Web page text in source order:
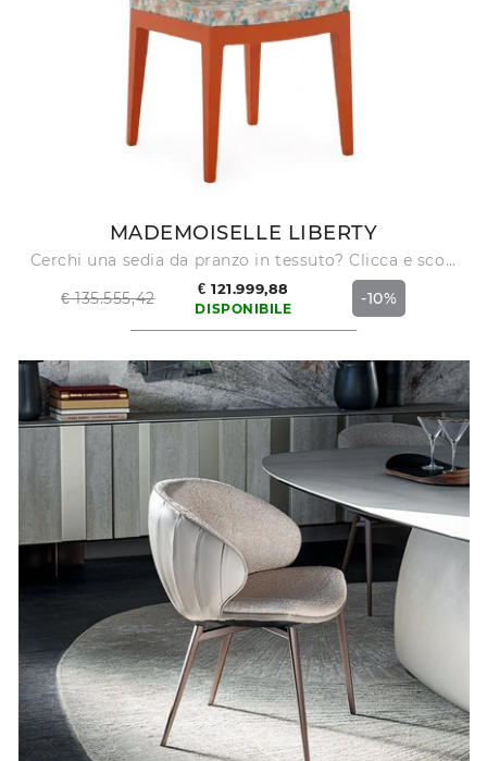
MADEMOISELLE LIBERTY
Cerchi una sedia da pranzo in tessuto? Clicca e scopri il modello Mademoiselle Liberty di Kartell per completare i tuoi locali alla perfezione.
€ 135.555,42
€ 121.999,88
DISPONIBILE
-10%